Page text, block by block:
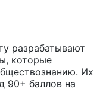
разрабатывают
которые
Их
90+ баллов на